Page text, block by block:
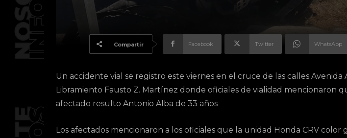
Compartir Facebook Twitter WhatsApp
Un accidente vial se registro este viernes en el cruce de las calles Avenida
Libramiento Fausto Z. Martínez donde oficiales de vialidad mencionaron
afectado resulto Antonio Alba de 33 años
Los afectados mencionaron a los oficiales que la unidad Honda CRV color